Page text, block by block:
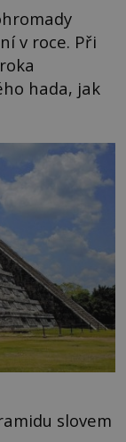
v roce. Při
hada, jak
slovem